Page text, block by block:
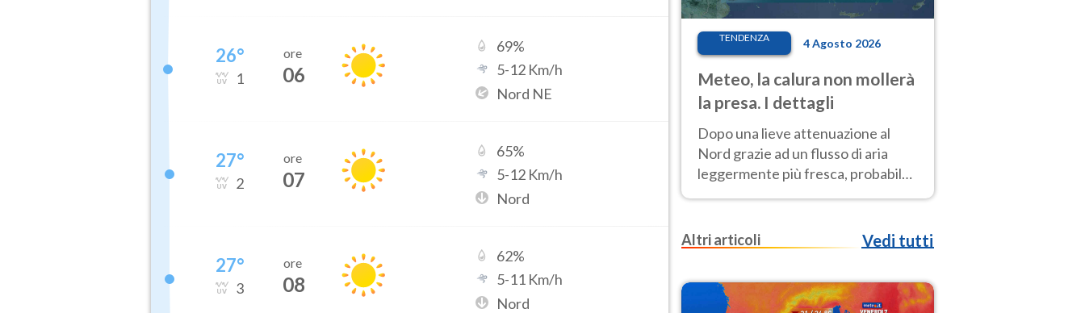
26°
1
ore
06
69%
5-12 Km/h
Nord NE
27°
2
ore
07
65%
5-12 Km/h
Nord
27°
3
ore
08
62%
5-11 Km/h
Nord
TENDENZA 4 Agosto 2026
Meteo, la calura non mollerà
la presa. I dettagli
Dopo una lieve attenuazione al
Nord grazie ad un flusso di aria
leggermente più fresca, probabile
nuovo rinforzo dell’anticiclone
Altri articoli
Vedi tutti